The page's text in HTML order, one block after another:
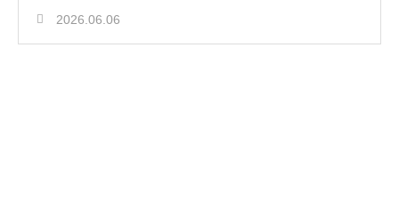
2026.06.06